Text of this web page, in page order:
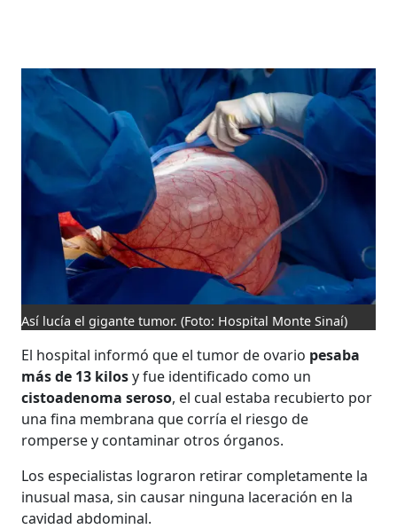
Así lucía el gigante tumor. (Foto: Hospital Monte Sinaí)
El hospital informó que el tumor de ovario pesaba
más de 13 kilosy fue identificado como un
cistoadenoma seroso, el cual estaba recubierto por
una fina membrana que corría el riesgo de
romperse y contaminar otros órganos.
Los especialistas lograron retirar completamente la
inusual masa, sin causar ninguna laceración en la
cavidad abdominal.